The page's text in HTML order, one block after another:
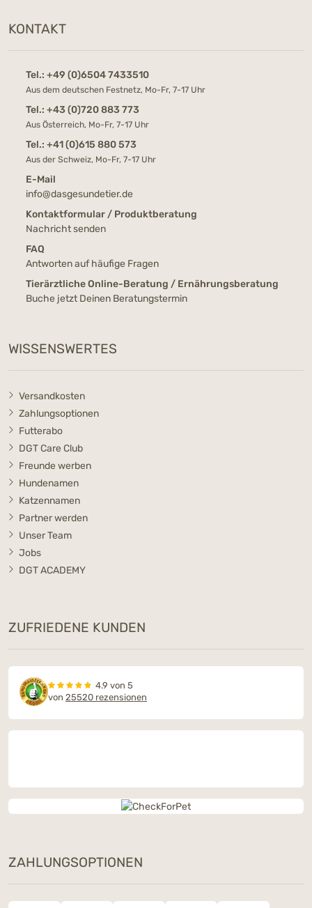
KONTAKT
Tel.: +49 (0)6504 7433510
Aus dem deutschen Festnetz, Mo-Fr, 7-17 Uhr
Tel.: +43 (0)720 883 773
Aus Österreich, Mo-Fr, 7-17 Uhr
Tel.: +41 (0)615 880 573
Aus der Schweiz, Mo-Fr, 7-17 Uhr
E-Mail
info@dasgesundetier.de
Kontaktformular / Produktberatung
Nachricht senden
FAQ
Antworten auf häufige Fragen
Tierärztliche Online-Beratung / Ernährungsberatung
Buche jetzt Deinen Beratungstermin
WISSENSWERTES
Versandkosten
Zahlungsoptionen
Futterabo
DGT Care Club
Freunde werben
Hundenamen
Katzennamen
Partner werden
Unser Team
Jobs
DGT ACADEMY
ZUFRIEDENE KUNDEN
4.9 von 5
von 25520 rezensionen
ZAHLUNGSOPTIONEN